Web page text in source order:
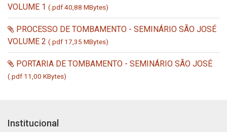
VOLUME 1 (.pdf 40,88 MBytes)
PROCESSO DE TOMBAMENTO - SEMINÁRIO SÃO JOSÉ
VOLUME 2 (.pdf 17,35 MBytes)
PORTARIA DE TOMBAMENTO - SEMINÁRIO SÃO JOSÉ
(.pdf 11,00 KBytes)
Institucional